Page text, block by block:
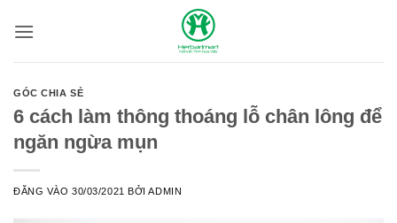
qua
GÓC CHIA SẺ
6 cách làm thông thoáng lỗ chân lông để
ngăn ngừa mụn
ĐĂNG VÀO30/03/2021 BỞIADMIN